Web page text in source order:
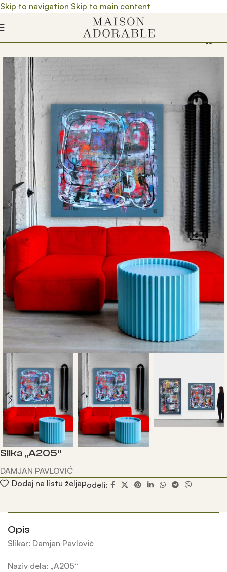
Skip to navigation Skip to main content
Почетна/ Prodavnica/ Umetnička dela/ Slike
Slika „A205“
DAMJAN PAVLOVIĆ
Dodaj na listu željaPodeli:
Opis
Slikar: Damjan Pavlović
Naziv dela: „A205“